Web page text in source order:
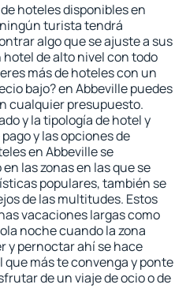
hoteles disponibles en
turista tendrá
algo que se ajuste a sus
de alto nivel con todo
más de hoteles con un
bajo? en Abbeville puedes
cualquier presupuesto.
y la tipología de hotel y
y las opciones de
en Abbeville se
las zonas en las que se
populares, también se
de las multitudes. Estos
vacaciones largas como
noche cuando la zona
y pernoctar ahí se hace
que más te convenga y ponte
de un viaje de ocio o de